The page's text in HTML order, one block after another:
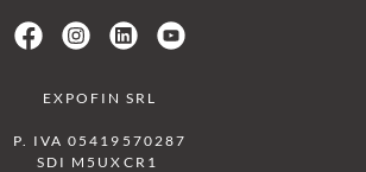
EXPOFIN SRL
P. IVA 05419570287
SDI M5UXCR1